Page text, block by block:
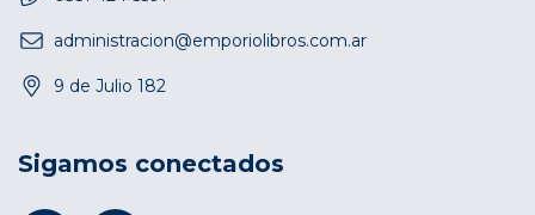
administracion@emporiolibros.com.ar
9 de Julio 182
Sigamos conectados